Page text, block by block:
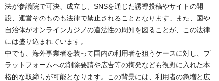
法が参議院で可決、成立し、SNSを通じた誘導投稿やサイトの開
設、運営そのものも法律で禁止されることとなります。また、国や
自治体がオンラインカジノの違法性の周知を図ることが、この法律
には盛り込まれています。
中でも、海外事業者を装って国内の利用者を狙うケースに対し、プ
ラットフォームへの削除要請や広告等の摘発なども視野に入れた本
格的な取締りが可能となります。この背景には、利用者の急増と広